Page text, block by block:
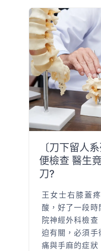
〔刀下留人
便檢查 醫生
刀?
王女士右膝蓋
酸，好了一段時
院神經外科檢
迫有關，必須手
痛與手麻的症狀